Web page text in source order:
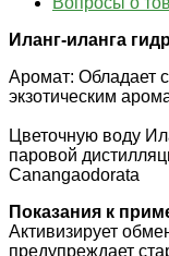
Иланг-иланга
Аромат: Обладает
экзотическим
Цветочную воду
паровой
Canangaodorata
Показания к
Активизирует
предупреждает